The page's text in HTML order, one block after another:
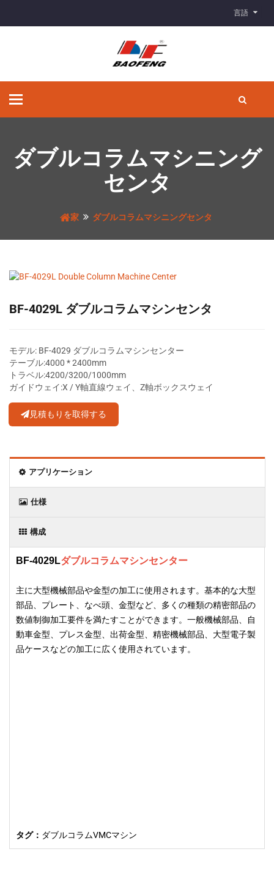
言語
ナ
シ
ョ
ダブルコラムマシニング
センタ
家 ダブルコラムマシニングセンタ
BF-4029L ダブルコラムマシンセンタ
モデル: BF-4029 ダブルコラムマシンセンター
テーブル:4000 * 2400mm
トラベル:4200/3200/1000mm
ガイドウェイ:X / Y軸直線ウェイ、Z軸ボックスウェイ
見積もりを取得する
アプリケーション
仕様
構成
BF-4029Lダブルコラムマシンセンター
主に大型機械部品や金型の加工に使用されます。基本的な大型
部品、プレート、なべ頭、金型など、多くの種類の精密部品の
数値制御加工要件を満たすことができます。一般機械部品、自
動車金型、プレス金型、出荷金型、精密機械部品、大型電子製
品ケースなどの加工に広く使用されています。
タグ： ダブルコラムVMCマシン